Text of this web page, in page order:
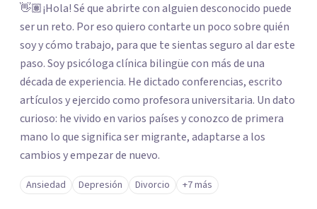
👋🏽¡Hola! Sé que abrirte con alguien desconocido puede
ser un reto. Por eso quiero contarte un poco sobre quién
soy y cómo trabajo, para que te sientas seguro al dar este
paso. Soy psicóloga clínica bilingüe con más de una
década de experiencia. He dictado conferencias, escrito
artículos y ejercido como profesora universitaria. Un dato
curioso: he vivido en varios países y conozco de primera
mano lo que significa ser migrante, adaptarse a los
cambios y empezar de nuevo.
Ansiedad Depresión Divorcio +7 más